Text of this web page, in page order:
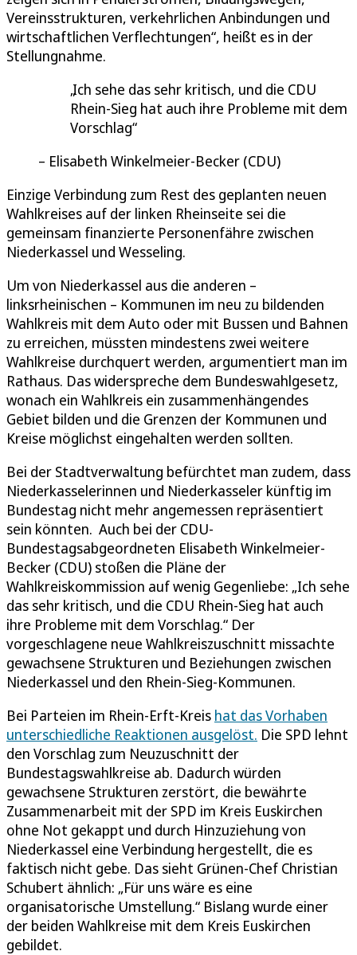
Vereinsstrukturen, verkehrlichen Anbindungen und
wirtschaftlichen Verflechtungen“, heißt es in der
Stellungnahme.
Ich sehe das sehr kritisch, und die CDU
Rhein-Sieg hat auch ihre Probleme mit dem
Vorschlag
Elisabeth Winkelmeier-Becker (CDU)
Einzige Verbindung zum Rest des geplanten neuen
Wahlkreises auf der linken Rheinseite sei die
gemeinsam finanzierte Personenfähre zwischen
Niederkassel und Wesseling.
Um von Niederkassel aus die anderen –
linksrheinischen – Kommunen im neu zu bildenden
Wahlkreis mit dem Auto oder mit Bussen und Bahnen
zu erreichen, müssten mindestens zwei weitere
Wahlkreise durchquert werden, argumentiert man im
Rathaus. Das widerspreche dem Bundeswahlgesetz,
wonach ein Wahlkreis ein zusammenhängendes
Gebiet bilden und die Grenzen der Kommunen und
Kreise möglichst eingehalten werden sollten.
Bei der Stadtverwaltung befürchtet man zudem, dass
Niederkasselerinnen und Niederkasseler künftig im
Bundestag nicht mehr angemessen repräsentiert
sein könnten. Auch bei der CDU-
Bundestagsabgeordneten Elisabeth Winkelmeier-
Becker (CDU) stoßen die Pläne der
Wahlkreiskommission auf wenig Gegenliebe: „Ich sehe
das sehr kritisch, und die CDU Rhein-Sieg hat auch
ihre Probleme mit dem Vorschlag.“ Der
vorgeschlagene neue Wahlkreiszuschnitt missachte
gewachsene Strukturen und Beziehungen zwischen
Niederkassel und den Rhein-Sieg-Kommunen.
Bei Parteien im Rhein-Erft-Kreis hat das Vorhaben
unterschiedliche Reaktionen ausgelöst. Die SPD lehnt
den Vorschlag zum Neuzuschnitt der
Bundestagswahlkreise ab. Dadurch würden
gewachsene Strukturen zerstört, die bewährte
Zusammenarbeit mit der SPD im Kreis Euskirchen
ohne Not gekappt und durch Hinzuziehung von
Niederkassel eine Verbindung hergestellt, die es
faktisch nicht gebe. Das sieht Grünen-Chef Christian
Schubert ähnlich: „Für uns wäre es eine
organisatorische Umstellung.“ Bislang wurde einer
der beiden Wahlkreise mit dem Kreis Euskirchen
gebildet.